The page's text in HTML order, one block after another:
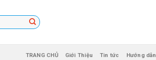
TRANG CHỦ Giới Thiệu Tin tức Hướng dẫn